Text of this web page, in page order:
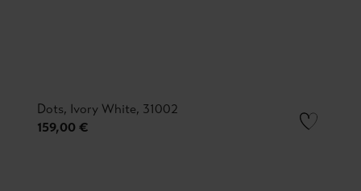
Dots, Ivory White, 31002
159,00 €